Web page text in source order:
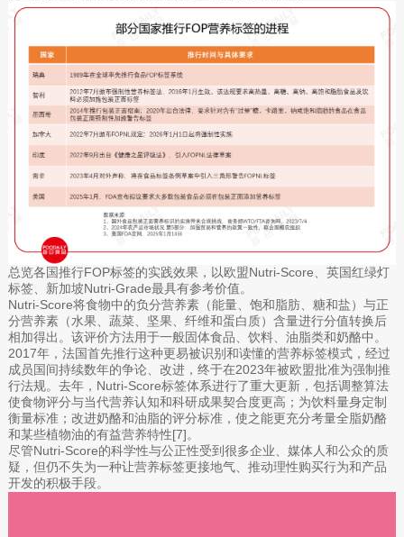
总览各国推行FOP标签的实践效果，以欧盟Nutri-Score、英国红绿灯
标签、新加坡Nutri-Grade最具有参考价值。
Nutri-Score将食物中的负分营养素（能量、饱和脂肪、糖和盐）与正
分营养素（水果、蔬菜、坚果、纤维和蛋白质）含量进行分值转换后
相加得出。该评价方法用于一般固体食品、饮料、油脂类和奶酪中。
2017年，法国首先推行这种更易被识别和读懂的营养标签模式，经过
成员国间持续数年的争论、改进，终于在2023年被欧盟批准为强制推
行法规。去年，Nutri-Score标签体系进行了重大更新，包括调整算法
使食物评分与当代营养认知和科研成果契合度更高；为饮料量身定制
衡量标准；改进奶酪和油脂的评分标准，使之能更充分考量全脂奶酪
和某些植物油的有益营养特性[7]。
尽管Nutri-Score的科学性与公正性受到很多企业、媒体人和公众的质
疑，但仍不失为一种让营养标签更接地气、推动理性购买行为和产品
开发的积极手段。